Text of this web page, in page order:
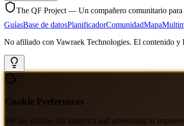
The QF Project — Un compañero comunitario
GuíasBase de datosPlanificadorComunidadMapa
No afiliado con Vawraek Technologies. El contenido y
Cookie Preferences
We use cookies for analytics and advertising to